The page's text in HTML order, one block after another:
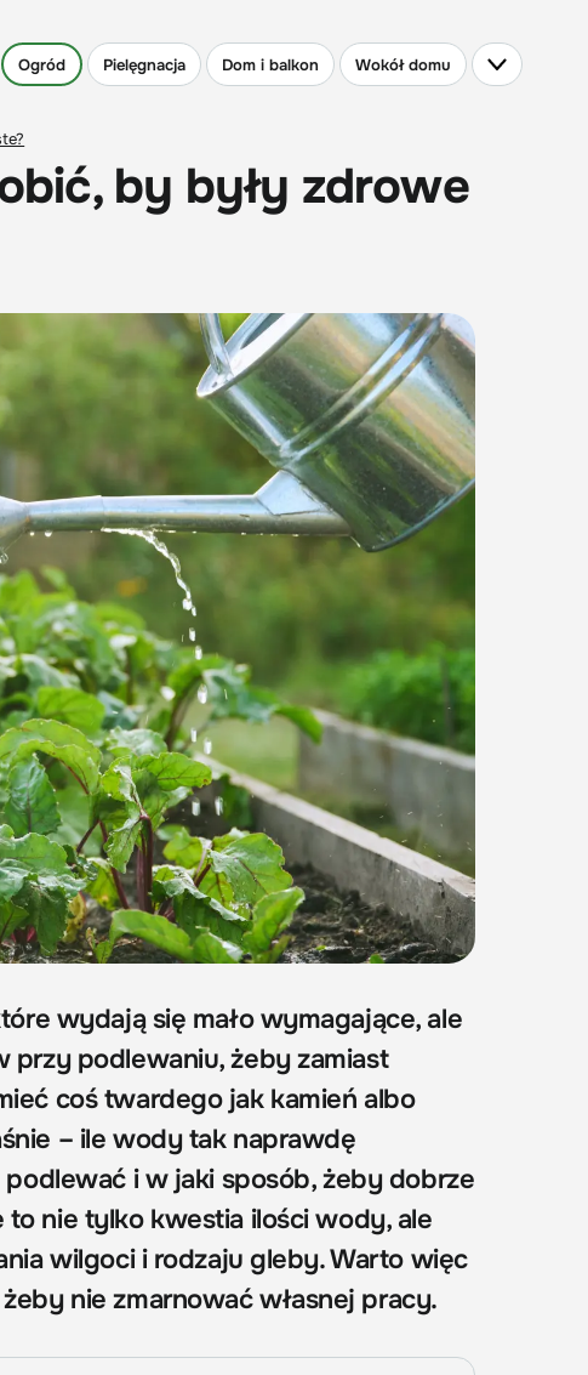
Ogród Pielęgnacja Dom i balkon Wokół domu
by były zdrowe
wydają się mało wymagające, ale
przy podlewaniu, żeby zamiast
coś twardego jak kamień albo
– ile wody tak naprawdę
i w jaki sposób, żeby dobrze
nie tylko kwestia ilości wody, ale
wilgoci i rodzaju gleby. Warto więc
nie zmarnować własnej pracy.